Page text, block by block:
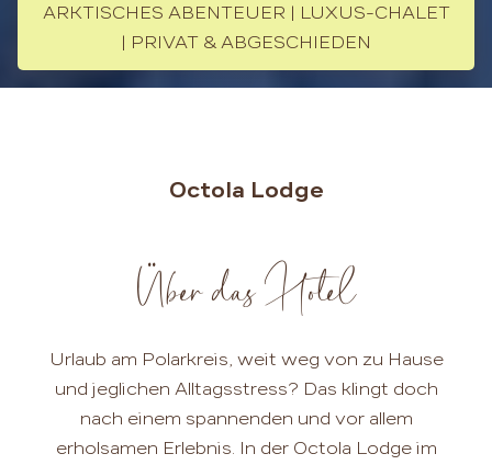
ARKTISCHES ABENTEUER | LUXUS-CHALET
| PRIVAT & ABGESCHIEDEN
Octola Lodge
Über das Hotel
Urlaub am Polarkreis, weit weg von zu Hause
und jeglichen Alltagsstress? Das klingt doch
nach einem spannenden und vor allem
erholsamen Erlebnis. In der Octola Lodge im